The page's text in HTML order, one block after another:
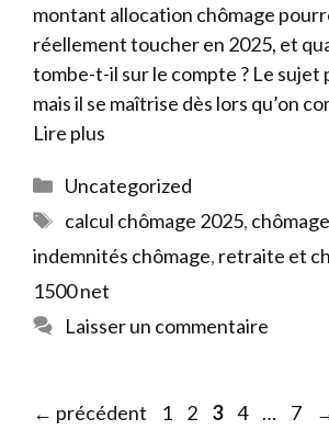
montant allocation chômage
réellement toucher en 2025, et
tombe-t-il sur le compte ? Le sujet
mais il se maîtrise dès lors qu’on
Lire plus
Catégories
Uncategorized
Étiquettes
calcul chômage 2025,
indemnités chômage, retraite et
1500 net
Laisser un commentaire
← précédent Page
1 Page
2 Page
3 Page
4 … 7